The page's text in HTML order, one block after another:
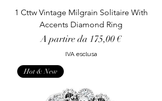
1 Cttw Vintage Milgrain Solitaire With
Accents Diamond Ring
A partire da 175,00 €
Prezzo scontato
IVA esclusa
Hot & New